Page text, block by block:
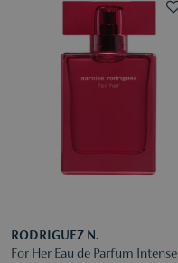
RODRIGUEZ N.
For Her Eau de Parfum Intense